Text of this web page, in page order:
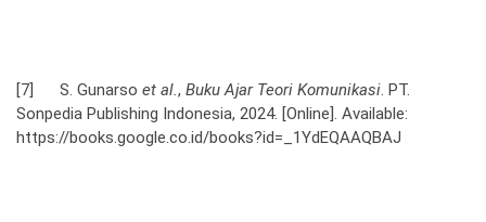
[7] S. Gunarso et al., Buku Ajar Teori Komunikasi. PT.
Sonpedia Publishing Indonesia, 2024. [Online]. Available:
https://books.google.co.id/books?id=_1YdEQAAQBAJ